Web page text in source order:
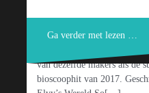
Wist je dat Little Miss
nieuwe meidenfilm “Elvy’s
van dezelfde makers als de
bioscoophit van 2017.
Ga verder met lezen …